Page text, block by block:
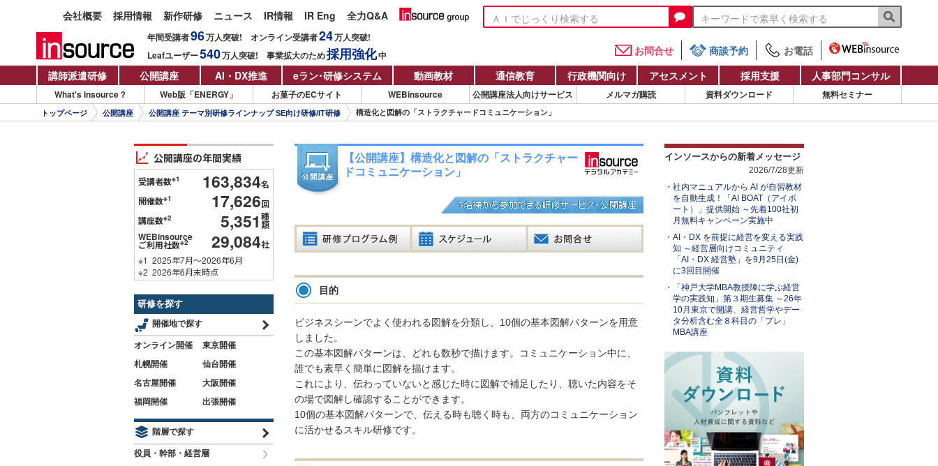
会社概要 採用情報 新作研修 ニュース IR情報 IR Eng 全力Q&A
年間受講者96万人突破! オンライン受講者24万人突破!
Leafユーザー540万人突破! 事業拡大のため採用強化中 お問合せ 商談予約
お電話
講師派遣研修
公開講座 AI・DX推進 eラン・研修システム 動画教材 通信教育 行政機関向け アセスメント 採用支援 人事部門コンサル
What's insource？ Web版「ENERGY」 お菓子のECサイト WEBinsource 公開講座法人向けサービス メルマガ購読 資料ダウンロード 無料セミナー
トップページ 公開講座 公開講座 テーマ別研修ラインナップ SE向け研修/IT研修 構造化と図解の「ストラクチャードコミュニケーション」
【公開講座】構造化と図解の「ストラクチャー
ドコミュニケーション」
目的
ビジネスシーンでよく使われる図解を分類し、10個の基本図解パターンを用意
しました。
この基本図解パターンは、どれも数秒で描けます。コミュニケーション中に、
誰でも素早く簡単に図解を描けます。
これにより、伝わっていないと感じた時に図解で補足したり、聴いた内容をそ
の場で図解し確認することができます。
10個の基本図解パターンで、伝える時も聴く時も、両方のコミュニケーション
に活かせるスキル研修です。
公開講座の年間実績
受講者数※1 163,834名
開催数※1 17,626回
講座数※2 5,351 種
類
WEBinsource
ご利用社数※2 29,084社
※1 2025年7月～2026年6月
※2 2026年6月末時点
研修を探す
開催地で探す
オンライン開催
東京開催
札幌開催
仙台開催
名古屋開催
大阪開催
福岡開催
出張開催
階層で探す
役員・幹部・経営層
インソースからの新着メッセージ
2026/7/28更新
社内マニュアルから AI が自習教材
を自動生成！「AI BOAT（アイボ
ート）」提供開始 ～先着100社初
月無料キャンペーン実施中
AI・DX を前提に経営を変える実践
知 ～経営層向けコミュニティ
「AI・DX 経営塾」を9月25日(金)
に3回目開催
「神戸大学MBA教授陣に学ぶ経営
学の実践知」第３期生募集 ～26年
10月東京で開講、経営哲学やデー
タ分析含む全８科目の「プレ」
MBA講座
Aug.07
エージェント活用事例４選～営業準